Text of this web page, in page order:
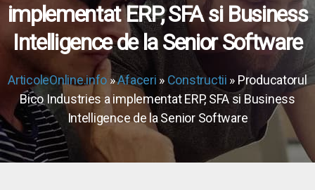
implementat ERP, SFA si Business
Intelligence de la Senior Software
ArticoleOnline.info »Afaceri » Constructii » Producatorul
Bico Industries a implementat ERP, SFA si Business
Intelligence de la Senior Software